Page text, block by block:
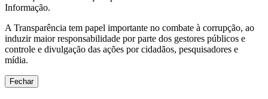
Informação.
A Transparência tem papel importante no combate à corrupção, ao
induzir maior responsabilidade por parte dos gestores públicos e
controle e divulgação das ações por cidadãos, pesquisadores e
mídia.
Fechar